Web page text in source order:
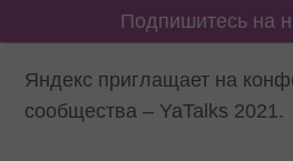
Подпишитесь на
Яндекс приглащает на
сообщества – YaTalks 2021.